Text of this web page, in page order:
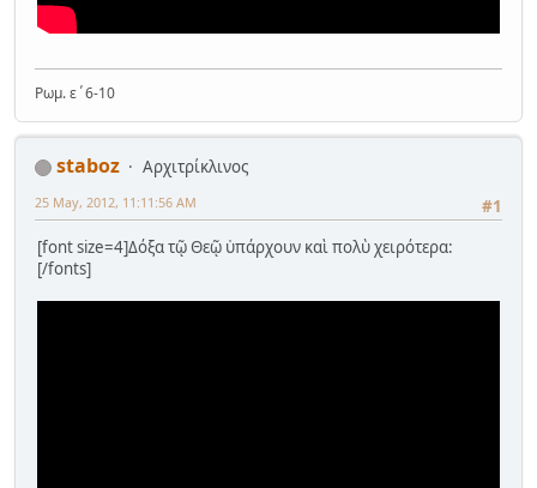
Ρωμ. ε΄6-10
staboz
Αρχιτρίκλινος
#1
25 May, 2012, 11:11:56 AM
[font size=4]Δόξα τῷ Θεῷ ὑπάρχουν καὶ πολὺ χειρότερα:
[/fonts]